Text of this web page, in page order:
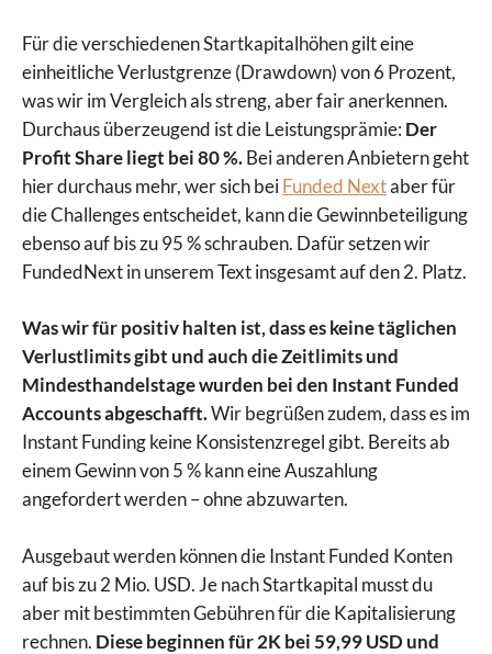
Für die verschiedenen Startkapitalhöhen gilt eine
einheitliche Verlustgrenze (Drawdown) von 6 Prozent,
was wir im Vergleich als streng, aber fair anerkennen.
Durchaus überzeugend ist die Leistungsprämie: Der
Profit Share liegt bei 80 %.Bei anderen Anbietern geht
hier durchaus mehr, wer sich beiFunded Nextaber für
die Challenges entscheidet, kann die Gewinnbeteiligung
ebenso auf bis zu 95 % schrauben. Dafür setzen wir
FundedNext in unserem Text insgesamt auf den 2. Platz.
Was wir für positiv halten ist, dass es keine täglichen
Verlustlimits gibt und auch die Zeitlimits und
Mindesthandelstage wurden bei den Instant Funded
Accounts abgeschafft.Wir begrüßen zudem, dass es im
Instant Funding keine Konsistenzregel gibt. Bereits ab
einem Gewinn von 5 % kann eine Auszahlung
angefordert werden – ohne abzuwarten.
Ausgebaut werden können die Instant Funded Konten
auf bis zu 2 Mio. USD. Je nach Startkapital musst du
aber mit bestimmten Gebühren für die Kapitalisierung
rechnen. Diese beginnen für 2K bei 59,99 USD und